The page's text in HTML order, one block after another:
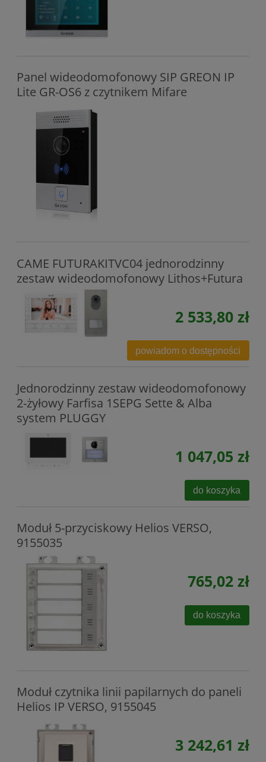
Panel wideodomofonowy SIP GREON IP
Lite GR-OS6 z czytnikem Mifare
CAME FUTURAKITVC04 jednorodzinny
zestaw wideodomofonowy Lithos+Futura
2 533,80 zł
powiadom o dostępności
Jednorodzinny zestaw wideodomofonowy
2-żyłowy Farfisa 1SEPG Sette & Alba
system PLUGGY
1 047,05 zł
do koszyka
Moduł 5-przyciskowy Helios VERSO,
9155035
765,02 zł
do koszyka
Moduł czytnika linii papilarnych do paneli
Helios IP VERSO, 9155045
3 242,61 zł